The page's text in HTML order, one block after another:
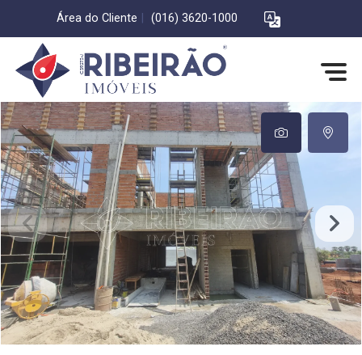
Área do Cliente (016) 3620-1000